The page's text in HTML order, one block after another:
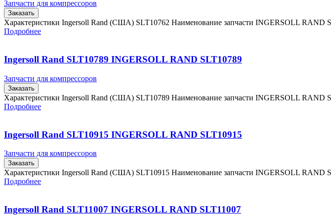
Запчасти для компрессоров
Заказать
Характеристики Ingersoll Rand (США) SLT10762 Наименование запчасти INGERSOLL
Подробнее
Ingersoll Rand SLT10789 INGERSOLL RAND SLT10789
Запчасти для компрессоров
Заказать
Характеристики Ingersoll Rand (США) SLT10789 Наименование запчасти INGERSOLL
Подробнее
Ingersoll Rand SLT10915 INGERSOLL RAND SLT10915
Запчасти для компрессоров
Заказать
Характеристики Ingersoll Rand (США) SLT10915 Наименование запчасти INGERSOLL
Подробнее
Ingersoll Rand SLT11007 INGERSOLL RAND SLT11007